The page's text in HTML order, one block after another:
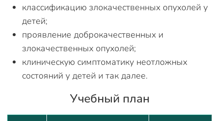
классификацию злокачественных опухолей у
детей;
проявление доброкачественных и
злокачественных опухолей;
клиническую симптоматику неотложных
состояний у детей и так далее.
Учебный план